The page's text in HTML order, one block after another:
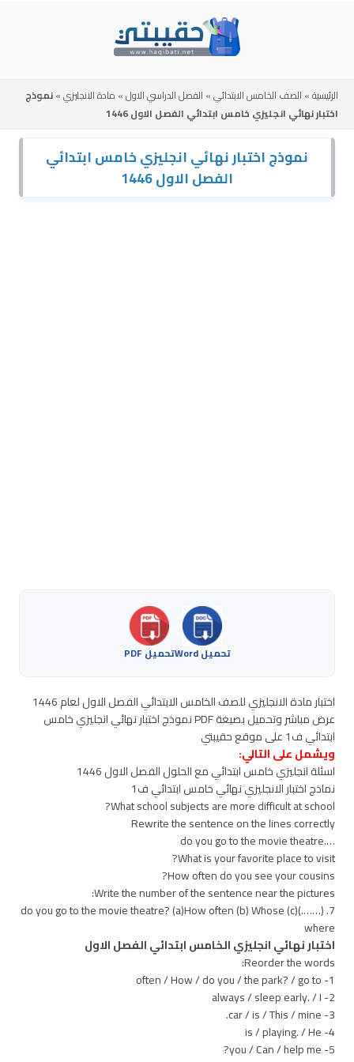
الرئيسية» الصف الخامس الابتدائي» الفصل الدراسي الاول» مادة الانجليزي»نموذج
اختبار نهائي انجليزي خامس ابتدائي الفصل الاول 1446
نموذج اختبار نهائي انجليزي خامس ابتدائي
الفصل الاول 1446
تحميل Word تحميل PDF
اختبار مادة الانجليزي للصف الخامس الابتدائي الفصل الاول لعام 1446
عرض مباشر وتحميل بصيغة PDF نموذج اختبار نهائي انجليزي خامس
ابتدائي ف1 على موقع حقيبتي
ويشمل على التالي:
اسئلة انجليزي خامس ابتدائي مع الحلول الفصل الاول 1446
نماذج اختبار الانجليزي نهائي خامس ابتدائي ف1
What school subjects are more difficult at school?
Rewrite the sentence on the lines correctly
….do you go to the movie theatre
What is your favorite place to visit?
How often do you see your cousins?
Write the number of the sentence near the pictures:
7. (…….)do you go to the movie theatre? (a)How often (b) Whose (c)
where
اختبار نهائي انجليزي الخامس ابتدائي الفصل الاول
Reorder the words:
1- often / How / do you / the park? / go to
2- always / sleep early. / I
3- car / is / This / mine.
4- is / playing. / He
5- you / Can / help me?